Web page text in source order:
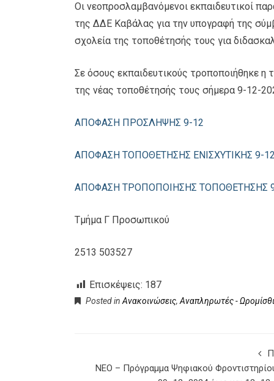
Οι νεοπροσλαμβανόμενοι εκπαιδευτικοί
της ΔΔΕ Καβάλας για την υπογραφή της
σχολεία της τοποθέτησής τους για
Σε όσους εκπαιδευτικούς τροποποιήθηκε
της νέας τοποθέτησής τους σήμερα 9-12-
ΑΠΟΦΑΣΗ ΠΡΟΣΛΗΨΗΣ 9-12
ΑΠΟΦΑΣΗ ΤΟΠΟΘΕΤΗΣΗΣ ΕΝΙΣΧΥΤΙΚΗΣ 9-
ΑΠΟΦΑΣΗ ΤΡΟΠΟΠΟΙΗΣΗΣ ΤΟΠΟΘΕΤΗΣΗΣ
Τμήμα Γ Προσωπικού
2513 503527
Επισκέψεις: 187
Posted inΑνακοινώσεις,Αναπληρωτές -
ΝΕΟ – Πρόγραμμα Ψηφιακού